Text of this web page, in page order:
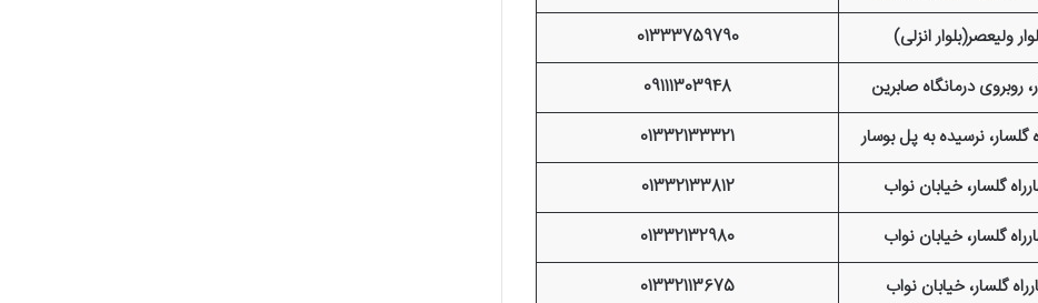
ولیعصر(بلوار انزلی)
01333759790
روبروی درمانگاه صابرین
09111303948
گلسار، نرسیده به پل بوسار
01332133321
گلسار، خیابان نواب
01332133812
گلسار، خیابان نواب
01332132980
گلسار، خیابان نواب
01332113675